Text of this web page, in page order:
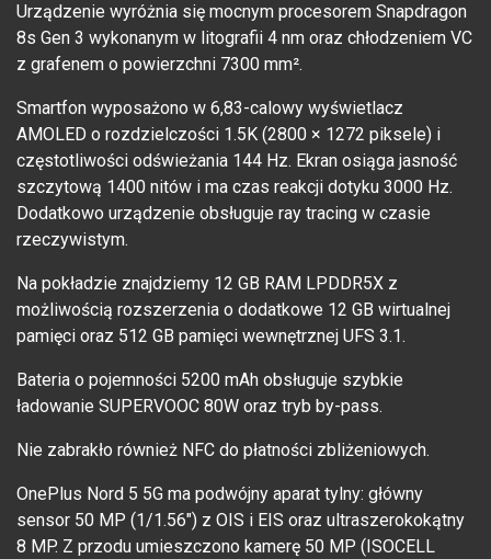
Urządzenie wyróżnia się mocnym procesorem Snapdragon
8s Gen 3 wykonanym w litografii 4 nm oraz chłodzeniem VC
z grafenem o powierzchni 7300 mm².
Smartfon wyposażono w 6,83-calowy wyświetlacz
AMOLED o rozdzielczości 1.5K (2800 × 1272 piksele) i
częstotliwości odświeżania 144 Hz. Ekran osiąga jasność
szczytową 1400 nitów i ma czas reakcji dotyku 3000 Hz.
Dodatkowo urządzenie obsługuje ray tracing w czasie
rzeczywistym.
Na pokładzie znajdziemy 12 GB RAM LPDDR5X z
możliwością rozszerzenia o dodatkowe 12 GB wirtualnej
pamięci oraz 512 GB pamięci wewnętrznej UFS 3.1.
Bateria o pojemności 5200 mAh obsługuje szybkie
ładowanie SUPERVOOC 80W oraz tryb by-pass.
Nie zabrakło również NFC do płatności zbliżeniowych.
OnePlus Nord 5 5G ma podwójny aparat tylny: główny
sensor 50 MP (1/1.56") z OIS i EIS oraz ultraszerokokątny
8 MP. Z przodu umieszczono kamerę 50 MP (ISOCELL